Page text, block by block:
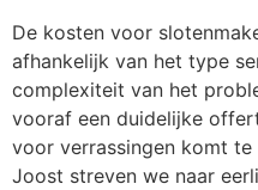
De kosten voor
afhankelijk van het type
complexiteit van het
vooraf een duidelijke
voor verrassingen komt te
Joost streven we naar